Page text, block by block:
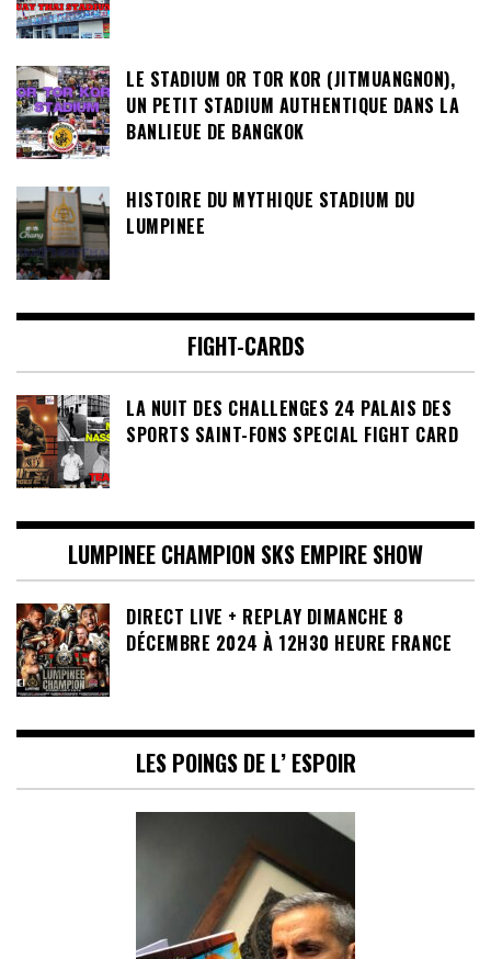
LE STADIUM OR TOR KOR (JITMUANGNON),
UN PETIT STADIUM AUTHENTIQUE DANS LA
BANLIEUE DE BANGKOK
HISTOIRE DU MYTHIQUE STADIUM DU
LUMPINEE
FIGHT-CARDS
LA NUIT DES CHALLENGES 24 PALAIS DES
SPORTS SAINT-FONS SPECIAL FIGHT CARD
LUMPINEE CHAMPION SKS EMPIRE SHOW
DIRECT LIVE + REPLAY DIMANCHE 8
DÉCEMBRE 2024 À 12H30 HEURE FRANCE
LES POINGS DE L’ ESPOIR